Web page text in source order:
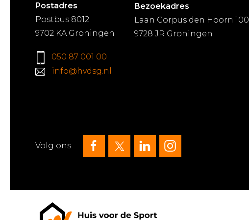
Postadres
Postbus 8012
9702 KA Groningen
050 87 001 00
info@hvdsg.nl
Bezoekadres
Laan Corpus den Hoorn 100
9728 JR Groningen
Volg ons